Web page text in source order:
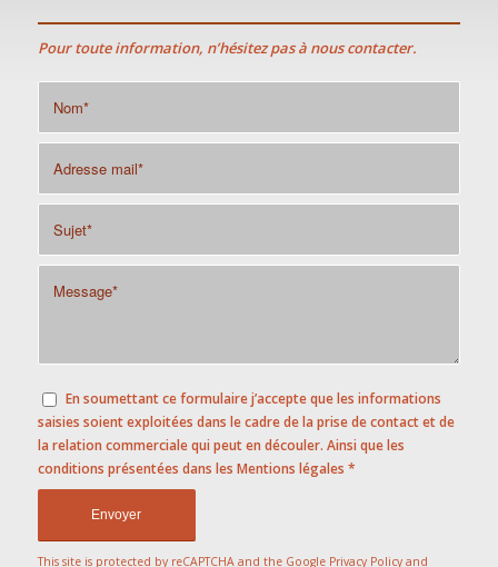
Pour toute information, n’hésitez pas à nous contacter.
En soumettant ce formulaire j’accepte que les informations
saisies soient exploitées dans le cadre de la prise de contact et de
la relation commerciale qui peut en découler. Ainsi que les
conditions présentées dans les Mentions légales *
This site is protected by reCAPTCHA and the Google Privacy Policyand